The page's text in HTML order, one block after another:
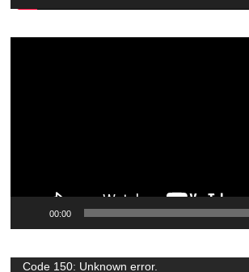
00:00
Видеоплеер
Code 150: Unknown error.